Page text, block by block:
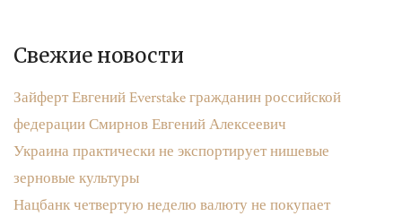
Свежие новости
Зайферт Евгений Everstake гражданин российской
федерации Смирнов Евгений Алексеевич
Украина практически не экспортирует нишевые
зерновые культуры
Нацбанк четвертую неделю валюту не покупает